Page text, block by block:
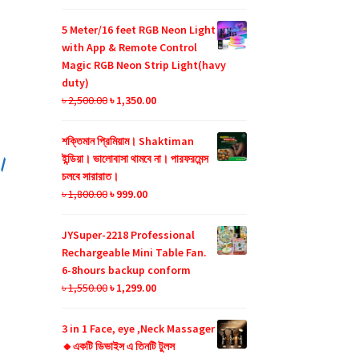
was:
5 Meter/16 feet RGB Neon Light
with App & Remote Control
Magic RGB Neon Strip Light(havy
duty)
৳2,500.00Original
was:
৳ 2,500.00.
৳1,350.00Current
is:
৳ 1,350.00.
শক্তিমান প্রিমিয়াম। Shaktiman
ইন্ডিয়া। ভালোবাসা থামবে না। পারফরমেন্স
চলবে সারারাত।
৳1,800.00Original
৳ 1,800.00.
৳999.00Current
is:
৳ 999.00.
JYSuper-2218 Professional
Rechargeable Mini Table Fan.
6-8hours backup conform
৳1,550.00Original
৳ 1,550.00.
৳1,299.00Current
is:
৳ 1,299.00.
3 in 1 Face, eye ,Neck Massager
🔸একটি ডিভাইস এ তিনটি টুলস